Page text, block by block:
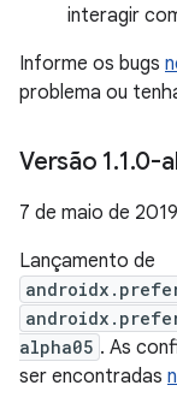
interagir
Informe os bugs
problema ou
Versão 1.1.0-
7 de maio de 2019
Lançamento de
alpha05 . As
ser encontradas